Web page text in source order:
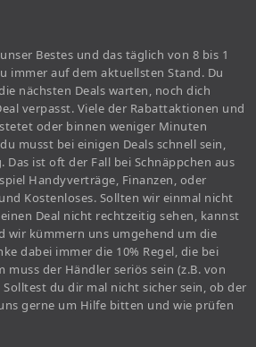
Bestes und das täglich von 8 bis 1
immer auf dem aktuellsten Stand. Du
nächsten Deals warten, noch dich
verpasst. Viele der Rabattaktionen und
oder binnen weniger Minuten
musst bei einigen Deals schnell sein,
Das ist oft der Fall bei Schnäppchen aus
Handyverträge, Finanzen, oder
Kostenloses. Sollten wir einmal nicht
Deal nicht rechtzeitig sehen, kannst
wir kümmern uns umgehend um die
dabei immer die 10% Regel, die bei
muss der Händler seriös sein (z.B. von
du dir mal nicht sicher sein, ob der
gerne um Hilfe bitten und wie prüfen